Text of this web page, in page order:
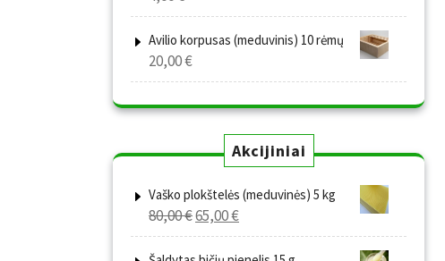
Avilio korpusas (meduvinis) 10 rėmų
20,00€
Akcijiniai
Vaško plokštelės (meduvinės) 5 kg
80,00€Original
price
65,00€Current
price